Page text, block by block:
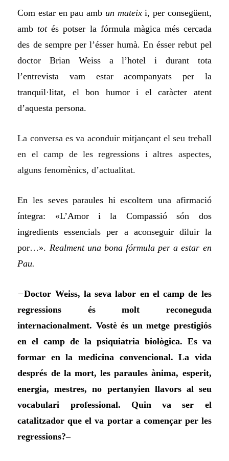
Com estar en pau amb un mateixi, per consegüent,
ambtotés potser la fórmula màgica més cercada
des de sempre per l’ésser humà. En ésser rebut pel
doctor Brian Weiss a l’hotel i durant tota
l’entrevista vam estar acompanyats per la
tranquil·litat, el bon humor i el caràcter atent
d’aquesta persona.
La conversa es va aconduir mitjançant el seu treball
en el camp de les regressions i altres aspectes,
alguns fenomènics, d’actualitat.
En les seves paraules hi escoltem una afirmació
íntegra: «L’Amor i la Compassió són dos
ingredients essencials per a aconseguir diluir la
por…». Realment una bona fórmula per a estar en
Pau.
–Doctor Weiss, la seva labor en el camp de les
regressions és molt reconeguda
internacionalment. Vostè és un metge prestigiós
en el camp de la psiquiatria biològica. Es va
formar en la medicina convencional. La vida
després de la mort, les paraules ànima, esperit,
energia, mestres, no pertanyien llavors al seu
vocabulari professional. Quin va ser el
catalitzador que el va portar a començar per les
regressions?–